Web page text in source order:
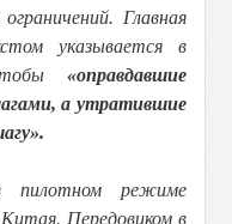
Главная
указывается в
«оправдавшие
а утратившие
режиме
Передовиком в